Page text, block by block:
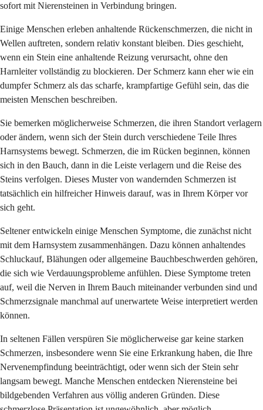
sofort mit Nierensteinen in Verbindung bringen.
Einige Menschen erleben anhaltende Rückenschmerzen, die nicht in
Wellen auftreten, sondern relativ konstant bleiben. Dies geschieht,
wenn ein Stein eine anhaltende Reizung verursacht, ohne den
Harnleiter vollständig zu blockieren. Der Schmerz kann eher wie ein
dumpfer Schmerz als das scharfe, krampfartige Gefühl sein, das die
meisten Menschen beschreiben.
Sie bemerken möglicherweise Schmerzen, die ihren Standort verlagern
oder ändern, wenn sich der Stein durch verschiedene Teile Ihres
Harnsystems bewegt. Schmerzen, die im Rücken beginnen, können
sich in den Bauch, dann in die Leiste verlagern und die Reise des
Steins verfolgen. Dieses Muster von wandernden Schmerzen ist
tatsächlich ein hilfreicher Hinweis darauf, was in Ihrem Körper vor
sich geht.
Seltener entwickeln einige Menschen Symptome, die zunächst nicht
mit dem Harnsystem zusammenhängen. Dazu können anhaltendes
Schluckauf, Blähungen oder allgemeine Bauchbeschwerden gehören,
die sich wie Verdauungsprobleme anfühlen. Diese Symptome treten
auf, weil die Nerven in Ihrem Bauch miteinander verbunden sind und
Schmerzsignale manchmal auf unerwartete Weise interpretiert werden
können.
In seltenen Fällen verspüren Sie möglicherweise gar keine starken
Schmerzen, insbesondere wenn Sie eine Erkrankung haben, die Ihre
Nervenempfindung beeinträchtigt, oder wenn sich der Stein sehr
langsam bewegt. Manche Menschen entdecken Nierensteine bei
bildgebenden Verfahren aus völlig anderen Gründen. Diese